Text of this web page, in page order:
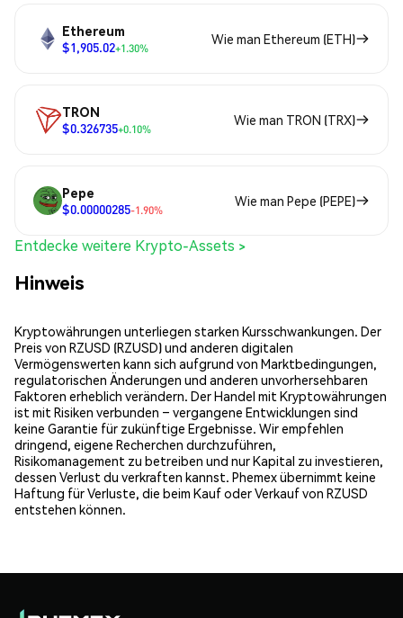
Ethereum
$1,905.02+1.30%
Wie man Ethereum (ETH)
TRON
$0.326735+0.10%
Wie man TRON (TRX)
Pepe
$0.00000285-1.90%
Wie man Pepe (PEPE)
Entdecke weitere Krypto-Assets >
Hinweis
Kryptowährungen unterliegen starken Kursschwankungen. Der
Preis von RZUSD (RZUSD) und anderen digitalen
Vermögenswerten kann sich aufgrund von Marktbedingungen,
regulatorischen Änderungen und anderen unvorhersehbaren
Faktoren erheblich verändern. Der Handel mit Kryptowährungen
ist mit Risiken verbunden – vergangene Entwicklungen sind
keine Garantie für zukünftige Ergebnisse. Wir empfehlen
dringend, eigene Recherchen durchzuführen,
Risikomanagement zu betreiben und nur Kapital zu investieren,
dessen Verlust du verkraften kannst. Phemex übernimmt keine
Haftung für Verluste, die beim Kauf oder Verkauf von RZUSD
entstehen können.